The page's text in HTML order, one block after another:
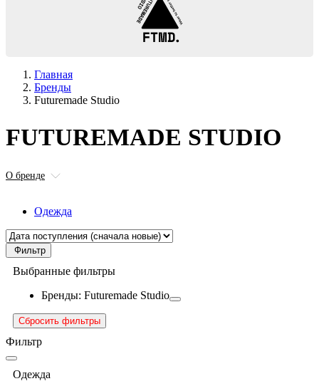
Главная
Бренды
Futuremade Studio
FUTUREMADE STUDIO
О бренде
Одежда
Фильтр
Выбранные фильтры
Бренды: Futuremade Studio
Сбросить фильтры
Фильтр
Одежда